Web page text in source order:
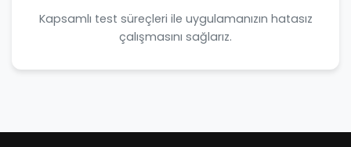
Kapsamlı test süreçleri ile uygulamanızın hatasız
çalışmasını sağlarız.